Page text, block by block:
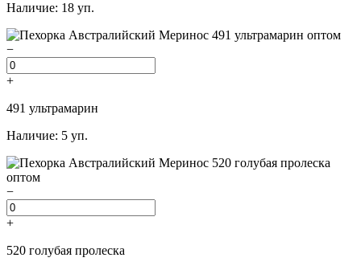
Наличие: 18 уп.
−
+
491 ультрамарин
Наличие: 5 уп.
−
+
520 голубая пролеска